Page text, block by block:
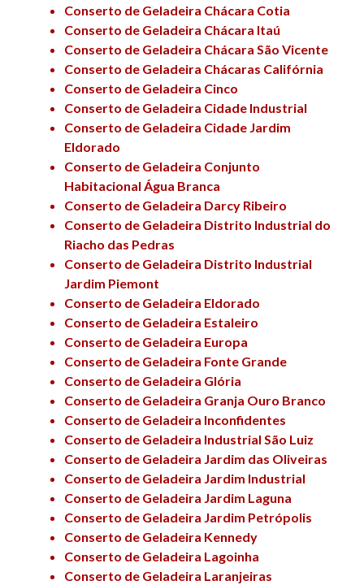
Conserto de Geladeira Chácara Cotia
Conserto de Geladeira Chácara Itaú
Conserto de Geladeira Chácara São Vicente
Conserto de Geladeira Chácaras Califórnia
Conserto de Geladeira Cinco
Conserto de Geladeira Cidade Industrial
Conserto de Geladeira Cidade Jardim
Eldorado
Conserto de Geladeira Conjunto
Habitacional Água Branca
Conserto de Geladeira Darcy Ribeiro
Conserto de Geladeira Distrito Industrial do
Riacho das Pedras
Conserto de Geladeira Distrito Industrial
Jardim Piemont
Conserto de Geladeira Eldorado
Conserto de Geladeira Estaleiro
Conserto de Geladeira Europa
Conserto de Geladeira Fonte Grande
Conserto de Geladeira Glória
Conserto de Geladeira Granja Ouro Branco
Conserto de Geladeira Inconfidentes
Conserto de Geladeira Industrial São Luiz
Conserto de Geladeira Jardim das Oliveiras
Conserto de Geladeira Jardim Industrial
Conserto de Geladeira Jardim Laguna
Conserto de Geladeira Jardim Petrópolis
Conserto de Geladeira Kennedy
Conserto de Geladeira Lagoinha
Conserto de Geladeira Laranjeiras